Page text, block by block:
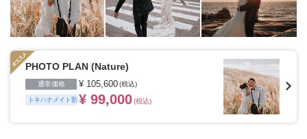
PHOTO PLAN (Nature)
通常価格 ¥ 105,600(税込)
トキハナメイト割 ¥ 99,000(税込)